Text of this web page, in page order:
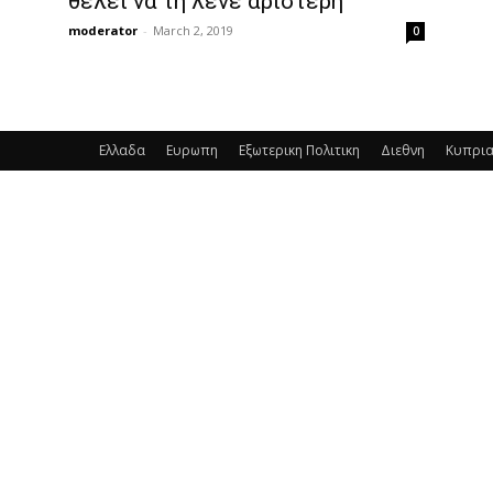
moderator - March 2, 2019 0
Ελλαδα Ευρωπη Εξωτερικη Πολιτικη Διεθνη